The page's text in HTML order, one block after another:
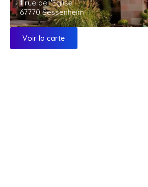
1 rue de l'Église
67770 Sessenheim
Voir la carte